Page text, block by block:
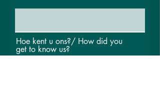
Hoe kent u ons?/ How did you
get to know us?